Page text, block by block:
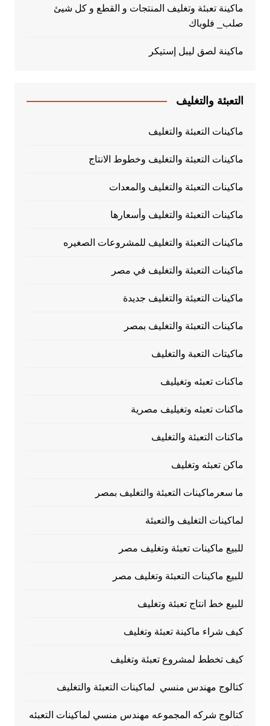
ماكينة تعبئة وتغليف المنتجات و القطع و كل شيئ
صلب_ فلوباك
ماكينة لصق ليبل إستيكر
التعبئة والتغليف
ماكينات التعبئة والتغليف
ماكينات التعبئة والتغليف وخطوط الانتاج
ماكينات التعبئة والتغليف والمعدات
ماكينات التعبئة والتغليف وأسعارها
ماكينات التعبئة والتغليف للمشروعات الصغيره
ماكينات التعبئة والتغليف في مصر
ماكينات التعبئة والتغليف جديدة
ماكينات التعبئة والتغليف بمصر
ماكيتات التعبة والتغليف
ماكنات تعبئه وتغيليف
ماكنات تعبئه وتغيليف مصرية
ماكنات التعبئة والتغليف
ماكن تعبئه وتغليف
ما سعرماكينات التعبئة والتغليف بمصر
لماكينات التغليف والتعبئة
للبيع ماكينات تعبئة وتغليف مصر
للبيع ماكينات التعبئة وتغليف مصر
للبيع خط انتاج تعبئة وتغليف
كيف شراء ماكينة تعبئة وتغليف
كيف تخطط لمشروع تعبئة وتغليف
كتالوج مهندس منسي لماكينات التعبئة والتغليف
كتالوج شركه المجموعه مهندس منسي لماكينات التعبئه